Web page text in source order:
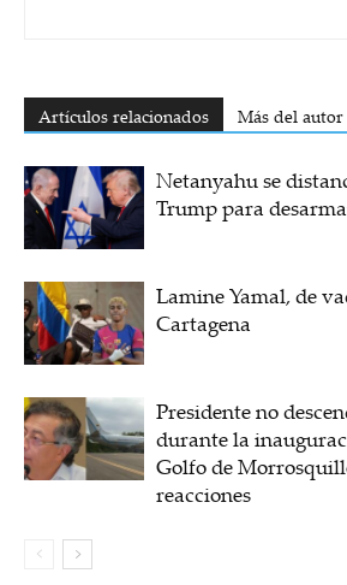
Artículos relacionados Más del autor
Netanyahu se
Trump para
Lamine Yamal, de
Cartagena
Presidente no
durante la
Golfo de
reacciones